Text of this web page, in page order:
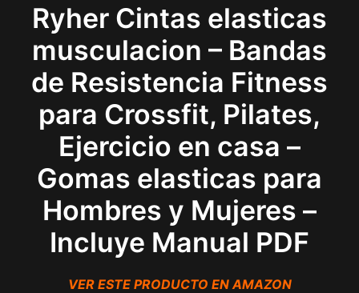
Ryher Cintas elasticas
musculacion – Bandas
de Resistencia Fitness
para Crossfit, Pilates,
Ejercicio en casa –
Gomas elasticas para
Hombres y Mujeres –
Incluye Manual PDF
VER ESTE PRODUCTO EN AMAZON